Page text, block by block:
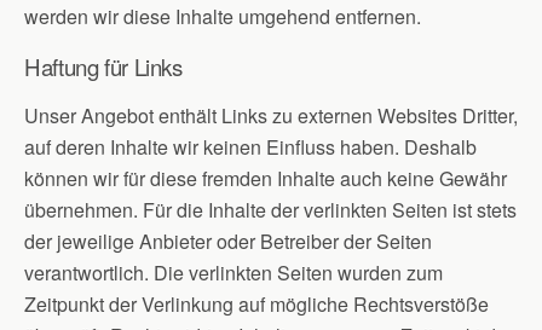
werden wir diese Inhalte umgehend entfernen.
Haftung für Links
Unser Angebot enthält Links zu externen Websites Dritter,
auf deren Inhalte wir keinen Einfluss haben. Deshalb
können wir für diese fremden Inhalte auch keine Gewähr
übernehmen. Für die Inhalte der verlinkten Seiten ist stets
der jeweilige Anbieter oder Betreiber der Seiten
verantwortlich. Die verlinkten Seiten wurden zum
Zeitpunkt der Verlinkung auf mögliche Rechtsverstöße